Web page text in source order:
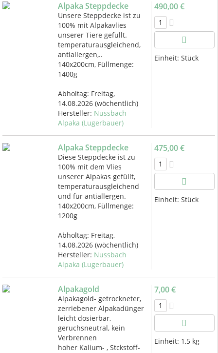
Alpaka Steppdecke
Unsere Steppdecke ist zu
100% mit Alpakavlies
unserer Tiere gefüllt.
temperaturausgleichend,
antiallergen,..
140x200cm, Füllmenge:
1400g
Abholtag: Freitag,
14.08.2026(wöchentlich)
Hersteller: Nussbach
Alpaka (Lugerbauer)
490,00 €
Einheit: Stück
Alpaka Steppdecke
Diese Steppdecke ist zu
100% mit dem Vlies
unserer Alpakas gefüllt,
temperaturausgleichend
und für antiallergen.
140x200cm, Füllmenge:
1200g
Abholtag: Freitag,
14.08.2026(wöchentlich)
Hersteller: Nussbach
Alpaka (Lugerbauer)
475,00 €
Einheit: Stück
Alpakagold
Alpakagold- getrockneter,
zerriebener Alpakadünger
leicht dosierbar,
geruchsneutral, kein
Verbrennen
hoher Kalium- , Stckstoff-
7,00 €
Einheit: 1,5 kg